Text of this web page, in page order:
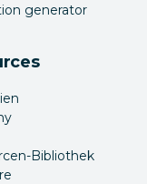
generator
Bibliothek